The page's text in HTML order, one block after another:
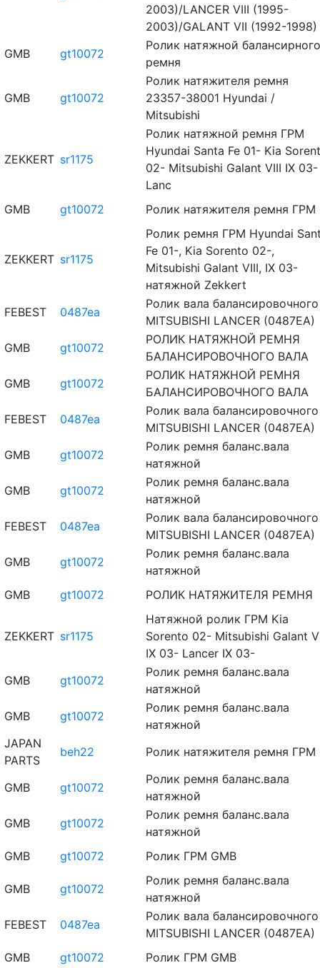
2003)/LANCER VIII (1995-
2003)/GALANT VII (1992-1998)
GMB
gt10072
Ролик натяжной балансирного
ремня
GMB gt10072
Ролик натяжителя ремня
23357-38001 Hyundai /
Mitsubishi
ZEKKERT sr1175
Ролик натяжной ремня ГРМ
Hyundai Santa Fe 01- Kia
02- Mitsubishi Galant VIII IX 03-
Lanc
GMB
gt10072 Ролик натяжителя ремня ГРМ
ZEKKERT sr1175
Ролик ремня ГРМ Hyundai
Fe 01-, Kia Sorento 02-,
Mitsubishi Galant VIII, IX 03-
натяжной Zekkert
FEBEST
0487ea
Ролик вала балансировочного
MITSUBISHI LANCER (0487EA)
GMB
gt10072
РОЛИК НАТЯЖНОЙ РЕМНЯ
БАЛАНСИРОВОЧНОГО ВАЛА
GMB
gt10072
РОЛИК НАТЯЖНОЙ РЕМНЯ
БАЛАНСИРОВОЧНОГО ВАЛА
FEBEST
0487ea
Ролик вала балансировочного
MITSUBISHI LANCER (0487EA)
GMB
gt10072
Ролик ремня баланс.вала
натяжной
GMB
gt10072
Ролик ремня баланс.вала
натяжной
FEBEST
0487ea
Ролик вала балансировочного
MITSUBISHI LANCER (0487EA)
GMB
gt10072
Ролик ремня баланс.вала
натяжной
GMB
gt10072 РОЛИК НАТЯЖИТЕЛЯ РЕМНЯ
ZEKKERT sr1175
Натяжной ролик ГРМ Kia
Sorento 02- Mitsubishi Galant
IX 03- Lancer IX 03-
GMB
gt10072
Ролик ремня баланс.вала
натяжной
GMB
gt10072
Ролик ремня баланс.вала
натяжной
JAPAN
PARTS
beh22 Ролик натяжителя ремня ГРМ
GMB gt10072
Ролик ремня баланс.вала
натяжной
GMB
gt10072
Ролик ремня баланс.вала
натяжной
GMB
gt10072 Ролик ГРМ GMB
GMB gt10072
Ролик ремня баланс.вала
натяжной
FEBEST
0487ea
Ролик вала балансировочного
MITSUBISHI LANCER (0487EA)
GMB
gt10072 Ролик ГРМ GMB